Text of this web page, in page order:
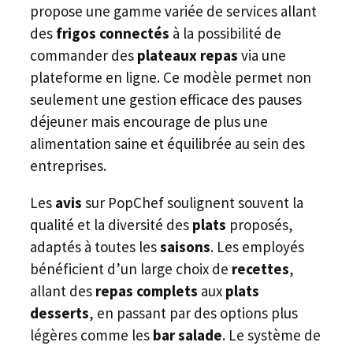
propose une gamme variée de services allant
des frigos connectés à la possibilité de
commander des plateaux repas via une
plateforme en ligne. Ce modèle permet non
seulement une gestion efficace des pauses
déjeuner mais encourage de plus une
alimentation saine et équilibrée au sein des
entreprises.
Les avis sur PopChef soulignent souvent la
qualité et la diversité des plats proposés,
adaptés à toutes lessaisons. Les employés
bénéficient d’un large choix de recettes,
allant des repas complets aux plats
desserts, en passant par des options plus
légères comme les bar salade. Le système de